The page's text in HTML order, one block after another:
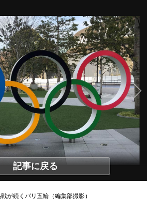
記事に戻る
が続くパリ五輪（編集部撮影）